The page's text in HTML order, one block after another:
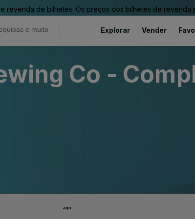
revenda de bilhetes. Os preços dos bilhetes de
Explorar Vender
Co -
ago